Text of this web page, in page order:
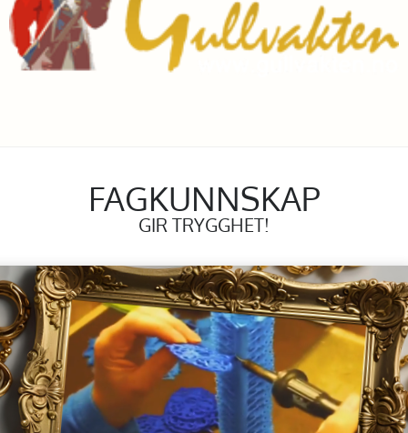
FAGKUNNSKAP
GIR TRYGGHET!